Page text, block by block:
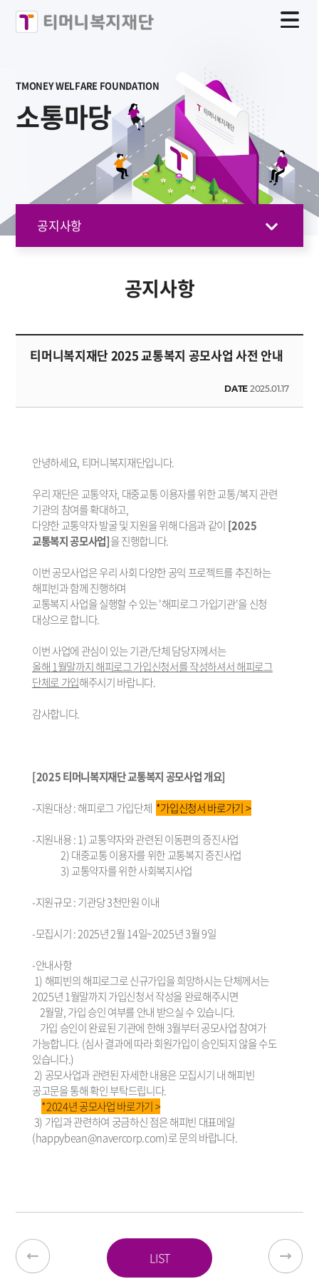
TMONEY WELFARE FOUNDATION
소통마당
공지사항
공지사항
티머니복지재단 2025 교통복지 공모사업 사전 안내
DATE 2025.01.17
안녕하세요, 티머니복지재단입니다.
우리 재단은 교통약자, 대중교통 이용자를 위한 교통/복지 관련
기관의 참여를 확대하고,
다양한 교통약자 발굴 및 지원을 위해 다음과 같이 [2025
교통복지 공모사업]을 진행합니다.
이번 공모사업은 우리 사회 다양한 공익 프로젝트를 추진하는
해피빈과 함께 진행하며
교통복지 사업을 실행할 수 있는 '해피로그 가입기관'을 신청
대상으로 합니다.
이번 사업에 관심이 있는 기관/단체 담당자께서는
올해 1월말까지 해피로그 가입신청서를 작성하셔서 해피로그
단체로 가입해주시기 바랍니다.
감사합니다.
[2025 티머니복지재단 교통복지 공모사업 개요]
-지원대상 : 해피로그 가입단체 *가입신청서 바로가기 >
-지원내용 : 1) 교통약자와 관련된 이동편의 증진사업
2) 대중교통 이용자를 위한 교통복지 증진사업
3) 교통약자를 위한 사회복지사업
-지원규모 : 기관당 3천만원 이내
-모집시기 : 2025년 2월 14일~2025년 3월 9일
-안내사항
1) 해피빈의 해피로그로 신규가입을 희망하시는 단체께서는
2025년 1월말까지 가입신청서 작성을 완료해주시면
2월말, 가입 승인 여부를 안내 받으실 수 있습니다.
가입 승인이 완료된 기관에 한해 3월부터 공모사업 참여가
가능합니다. (심사 결과에 따라 회원가입이 승인되지 않을 수도
있습니다.)
2) 공모사업과 관련된 자세한 내용은 모집시기 내 해피빈
공고문을 통해 확인 부탁드립니다.
*2024년 공모사업 바로가기 >
3) 가입과 관련하여 궁금하신 점은 해피빈 대표메일
(happybean@navercorp.com)로 문의 바랍니다.
LIST